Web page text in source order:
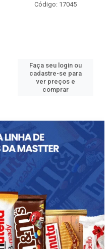
Código: 17045
Faça seu login ou
cadastre-se para
ver preços e
comprar